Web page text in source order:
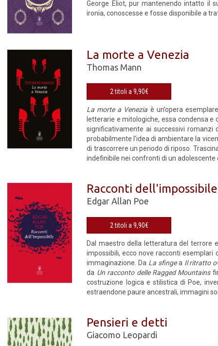
George Eliot, pur mantenendo intatto il
ironia, conoscesse e fosse disponibile a
La morte a Venezia
Thomas Mann
2 titoli a 9,90€
La morte a Venezia è un’opera
letterarie e mitologiche, essa condensa
significativamente ai successivi romanzi
probabilmente l’idea di ambientare la
di trascorrere un periodo di riposo.
indefinibile nei confronti di un
Racconti dell'impossibile
Edgar Allan Poe
2 titoli a 9,90€
Dal maestro della letteratura del terrore
impossibili, ecco nove racconti esemplari
immaginazione. Da La sfingea Il ritratto
da Un racconto delle Ragged Mountains
costruzione logica e stilistica di Poe,
estraendone paure ancestrali, immagini
Pensieri e detti
Giacomo Leopardi